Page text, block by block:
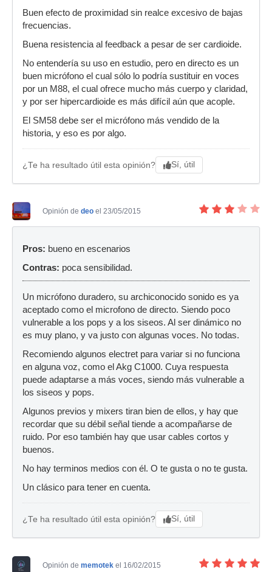
Buen efecto de proximidad sin realce excesivo de bajas
frecuencias.
Buena resistencia al feedback a pesar de ser cardioide.
No entendería su uso en estudio, pero en directo es un
buen micrófono el cual sólo lo podría sustituir en voces
por un M88, el cual ofrece mucho más cuerpo y claridad,
y por ser hipercardioide es más difícil aún que acople.
El SM58 debe ser el micrófono más vendido de la
historia, y eso es por algo.
¿Te ha resultado útil esta opinión? Sí, útil
Opinión de deo el 23/05/2015
Pros: bueno en escenarios
Contras: poca sensibilidad.
Un micrófono duradero, su archiconocido sonido es ya
aceptado como el microfono de directo. Siendo poco
vulnerable a los pops y a los siseos. Al ser dinámico no
es muy plano, y va justo con algunas voces. No todas.
Recomiendo algunos electret para variar si no funciona
en alguna voz, como el Akg C1000. Cuya respuesta
puede adaptarse a más voces, siendo más vulnerable a
los siseos y pops.
Algunos previos y mixers tiran bien de ellos, y hay que
recordar que su débil señal tiende a acompañarse de
ruido. Por eso también hay que usar cables cortos y
buenos.
No hay terminos medios con él. O te gusta o no te gusta.
Un clásico para tener en cuenta.
¿Te ha resultado útil esta opinión? Sí, útil
Opinión de memotek el 16/02/2015